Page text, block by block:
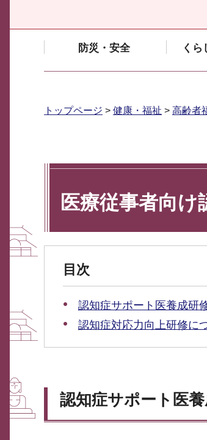
防災・安全 くら
トップページ > 健康・福祉 > 高齢者
医療従事者向け
目次
認知症サポート医養成研
認知症対応力向上研修に
認知症サポート医